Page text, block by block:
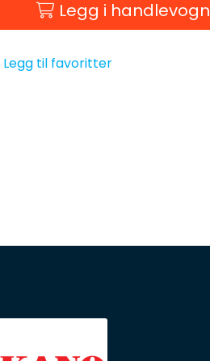
Legg i handlevogn
Legg til favoritter